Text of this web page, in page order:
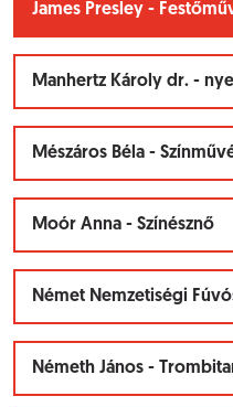
James Presley -
Manhertz Károly dr. -
Mészáros Béla -
Moór Anna - Színésznő
Német Nemzetiségi
Németh János -